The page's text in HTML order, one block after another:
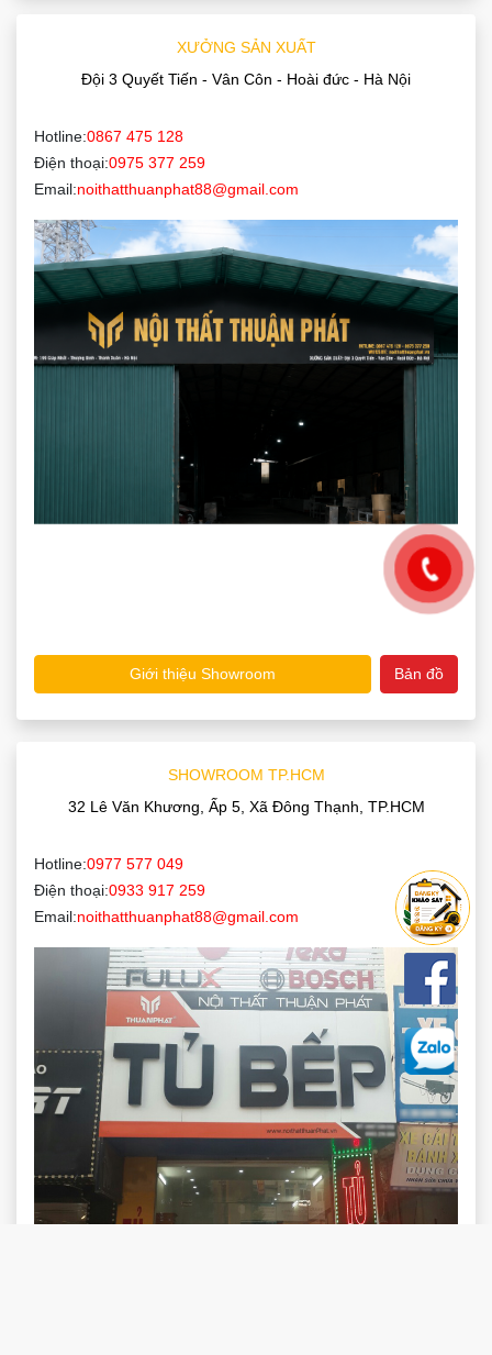
XƯỞNG SẢN XUẤT
Đội 3 Quyết Tiến - Vân Côn - Hoài đức - Hà Nội
Hotline:0867 475 128
Điện thoại:0975 377 259
Email:noithatthuanphat88@gmail.com
Giới thiệu Showroom Bản đồ
SHOWROOM TP.HCM
32 Lê Văn Khương, Ấp 5, Xã Đông Thạnh, TP.HCM
Hotline:0977 577 049
Điện thoại:0933 917 259
Email:noithatthuanphat88@gmail.com